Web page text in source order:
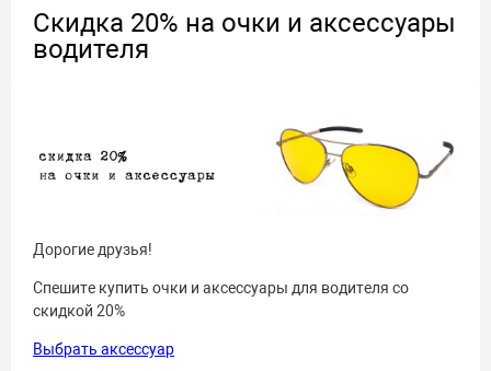
Скидка 20% на очки и аксессуары
водителя
Дорогие друзья!
Спешите купить очки и аксессуары для водителя со
скидкой 20%
Выбрать аксессуар